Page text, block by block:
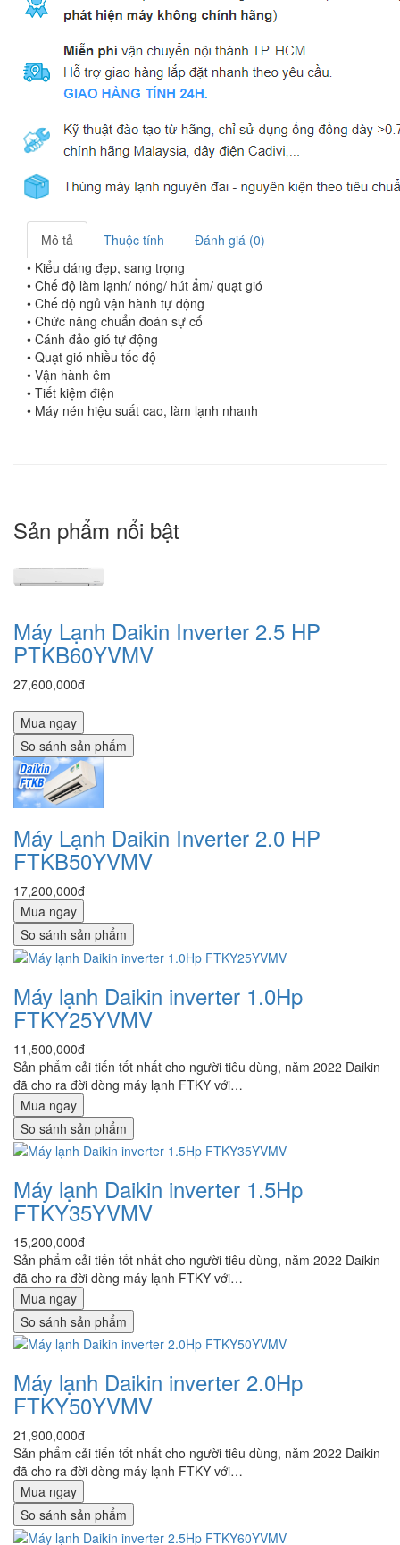
Mô tả Thuộc tính
Đánh giá (0)
• Kiểu dáng đẹp, sang trọng
• Chế độ làm lạnh/ nóng/ hút ẩm/ quạt gió
• Chế độ ngủ vận hành tự động
• Chức năng chuẩn đoán sự cố
• Cánh đảo gió tự động
• Quạt gió nhiều tốc độ
• Vận hành êm
• Tiết kiệm điện
• Máy nén hiệu suất cao, làm lạnh nhanh
Sản phẩm nổi bật
Máy Lạnh Daikin Inverter 2.5 HP
PTKB60YVMV
27,600,000đ
Mua ngay
So sánh sản phẩm
Máy Lạnh Daikin Inverter 2.0 HP
FTKB50YVMV
17,200,000đ
Mua ngay
So sánh sản phẩm
Máy lạnh Daikin inverter 1.0Hp
FTKY25YVMV
11,500,000đ
Sản phẩm cải tiến tốt nhất cho người tiêu dùng, năm 2022 Daikin
đã cho ra đời dòng máy lạnh FTKY với…
Mua ngay
So sánh sản phẩm
Máy lạnh Daikin inverter 1.5Hp
FTKY35YVMV
15,200,000đ
Sản phẩm cải tiến tốt nhất cho người tiêu dùng, năm 2022 Daikin
đã cho ra đời dòng máy lạnh FTKY với…
Mua ngay
So sánh sản phẩm
Máy lạnh Daikin inverter 2.0Hp
FTKY50YVMV
21,900,000đ
Sản phẩm cải tiến tốt nhất cho người tiêu dùng, năm 2022 Daikin
đã cho ra đời dòng máy lạnh FTKY với…
Mua ngay
So sánh sản phẩm